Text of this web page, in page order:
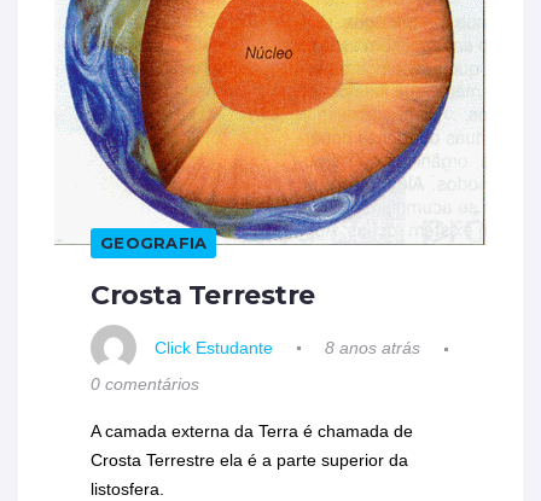
GEOGRAFIA
Crosta Terrestre
Click Estudante
8 anos atrás
0 comentários
A camada externa da Terra é chamada de
Crosta Terrestre ela é a parte superior da
listosfera.